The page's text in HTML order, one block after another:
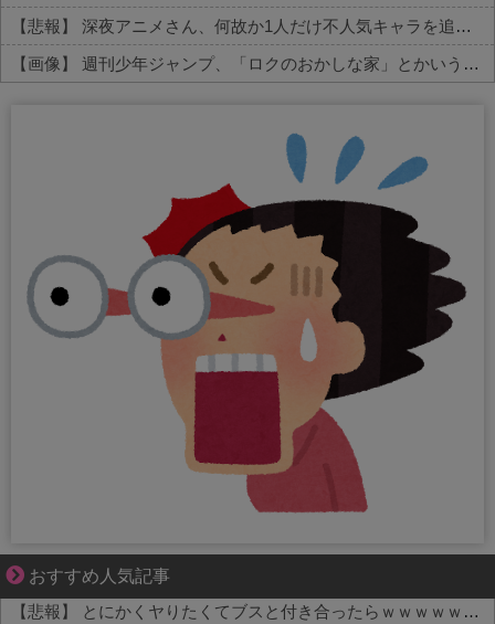
【悲報】 深夜アニメさん、何故か1人だけ不人気キャラを追加してしまうｗｗｗ
【画像】 週刊少年ジャンプ、「ロクのおかしな家」とかいう微妙な漫画を巻頭カラーにしたせいで100万部切る
おすすめ人気記事
三十路女子の仕事と恋、その先にあった本音
【悲報】 とにかくヤりたくてブスと付き合ったらｗｗｗｗｗｗｗｗｗｗｗｗｗｗｗ